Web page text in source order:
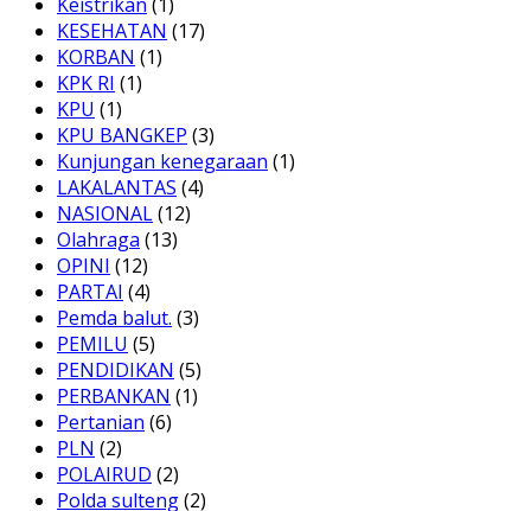
KESEHATAN (17)
KORBAN (1)
KPK RI (1)
KPU (1)
KPU BANGKEP (3)
Kunjungan kenegaraan (1)
LAKALANTAS (4)
NASIONAL(12)
Olahraga (13)
OPINI (12)
PARTAI (4)
Pemda balut. (3)
PEMILU (5)
PENDIDIKAN (5)
PERBANKAN (1)
Pertanian (6)
PLN (2)
POLAIRUD (2)
Polda sulteng(2)